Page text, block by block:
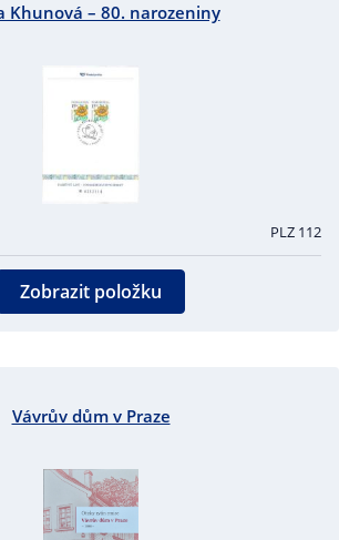
Khunová – 80. narozeniny
PLZ 112
Zobrazit položku
Vávrův dům v Praze